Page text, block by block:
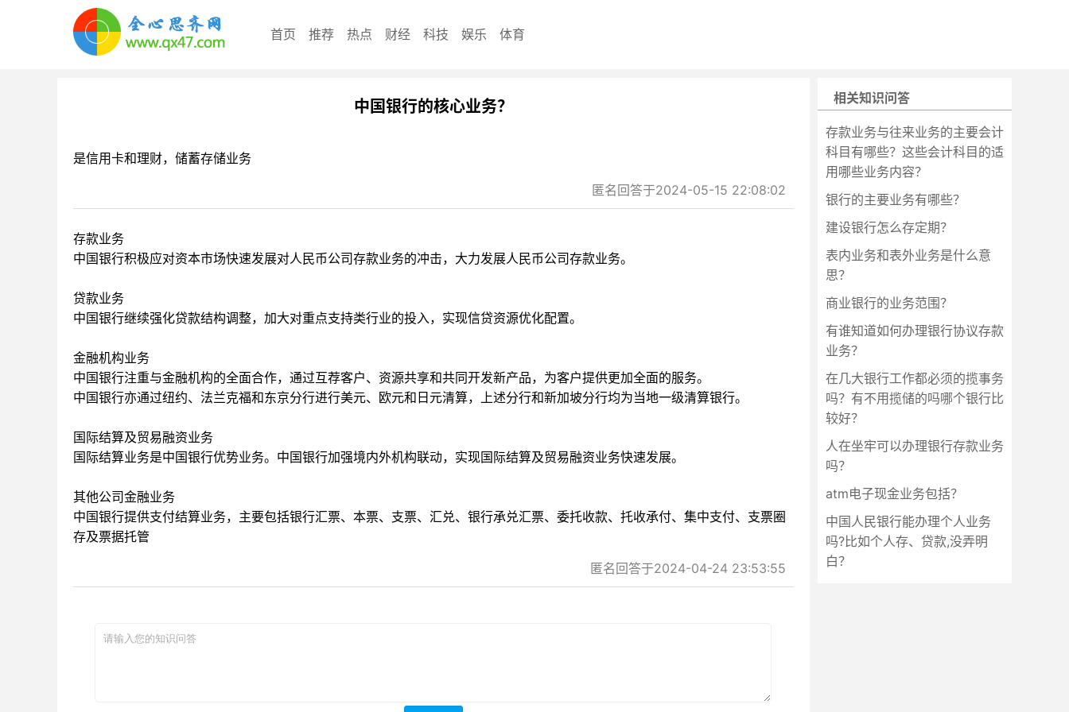
首页 推荐 热点 财经 科技 娱乐 体育
中国银行的核心业务？
是信用卡和理财，储蓄存储业务
匿名回答于2024-05-15 22:08:02
存款业务
中国银行积极应对资本市场快速发展对人民币公司存款业务的冲击，大力发展人民币公司存款业务。
贷款业务
中国银行继续强化贷款结构调整，加大对重点支持类行业的投入，实现信贷资源优化配置。
金融机构业务
中国银行注重与金融机构的全面合作，通过互荐客户、资源共享和共同开发新产品，为客户提供更加全面的服务。
中国银行亦通过纽约、法兰克福和东京分行进行美元、欧元和日元清算，上述分行和新加坡分行均为当地一级清算银行。
国际结算及贸易融资业务
国际结算业务是中国银行优势业务。中国银行加强境内外机构联动，实现国际结算及贸易融资业务快速发展。
其他公司金融业务
中国银行提供支付结算业务，主要包括银行汇票、本票、支票、汇兑、银行承兑汇票、委托收款、托收承付、集中支付、支票圈
存及票据托管
匿名回答于2024-04-24 23:53:55
相关知识问答
存款业务与往来业务的主要会计
科目有哪些？这些会计科目的适
用哪些业务内容？
银行的主要业务有哪些？
建设银行怎么存定期？
表内业务和表外业务是什么意
思？
商业银行的业务范围？
有谁知道如何办理银行协议存款
业务？
在几大银行工作都必须的揽事务
吗？有不用揽储的吗哪个银行比
较好？
人在坐牢可以办理银行存款业务
吗？
atm电子现金业务包括？
中国人民银行能办理个人业务
吗?比如个人存、贷款,没弄明
白？